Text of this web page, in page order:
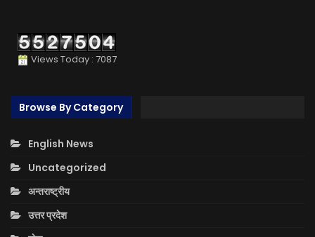
Views Today : 7087
Browse By Category
English News
Uncategorized
अन्तराष्ट्रीय
उत्तर प्रदेश